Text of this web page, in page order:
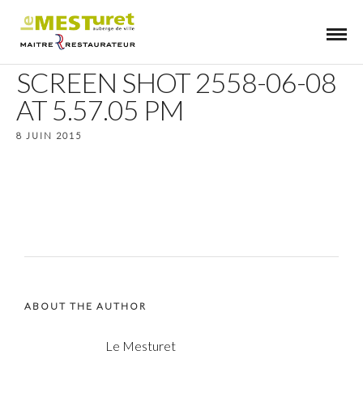
SCREEN SHOT 2558-06-08
AT 5.57.05 PM
8 JUIN 2015
ABOUT THE AUTHOR
Le Mesturet